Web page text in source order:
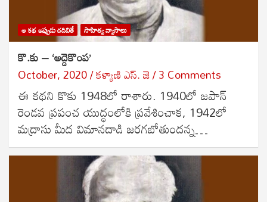
ఆ కథ ఇప్పుడు చదివితే సాహిత్య వ్యాసాలు
కొ.కు – ‘అద్దెకొంప’
October, 2020 కళ్యాణి ఎస్. జె 3 Comments
ఈ కథని కొకు 1948లో రాశారు. 1940లో జపాన్
రెండవ ప్రపంచ యుద్ధంలోకి ప్రవేశించాక, 1942లో
మద్రాసు మీద విమానదాడి జరగబోతుందన్న…